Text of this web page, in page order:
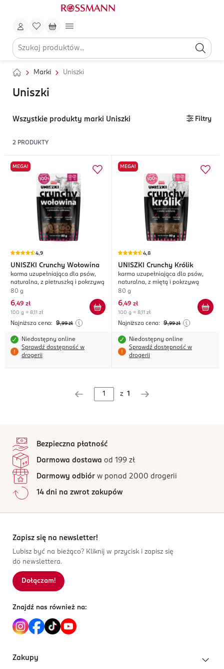
Marki Uniszki
Uniszki
Wszystkie produkty marki Uniszki Filtry
2 PRODUKTY
MEGA!
4,9
UNISZKI Crunchy Wołowina
karma uzupełniająca dla psów,
naturalna, z pietruszką i pokrzywą
80 g
6,49 zł
100 g = 8,11 zł
Najniższa cena: 9,99 zł
Niedostępny online
Sprawdź dostępność w
drogerii
MEGA!
4,8
UNISZKI Crunchy Królik
karma uzupełniająca dla psów,
naturalna, z miętą i pokrzywą
80 g
6,49 zł
100 g = 8,11 zł
Najniższa cena: 9,99 zł
Niedostępny online
Sprawdź dostępność w
drogerii
z 1
Bezpieczna płatność
Darmowa dostawa od 199 zł
Darmowy odbiór w ponad 2000 drogerii
14 dni na zwrot zakupów
Zapisz się na newsletter!
Lubisz być na bieżąco? Kliknij w przycisk i zapisz się
do newslettera.
Dołączam!
Znajdź nas również na:
Zakupy